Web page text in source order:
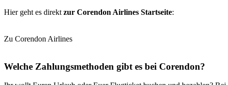
Hier geht es direkt zur Corendon Airlines Startseite:
Zu Corendon Airlines
Welche Zahlungsmethoden gibt es bei Corendon?